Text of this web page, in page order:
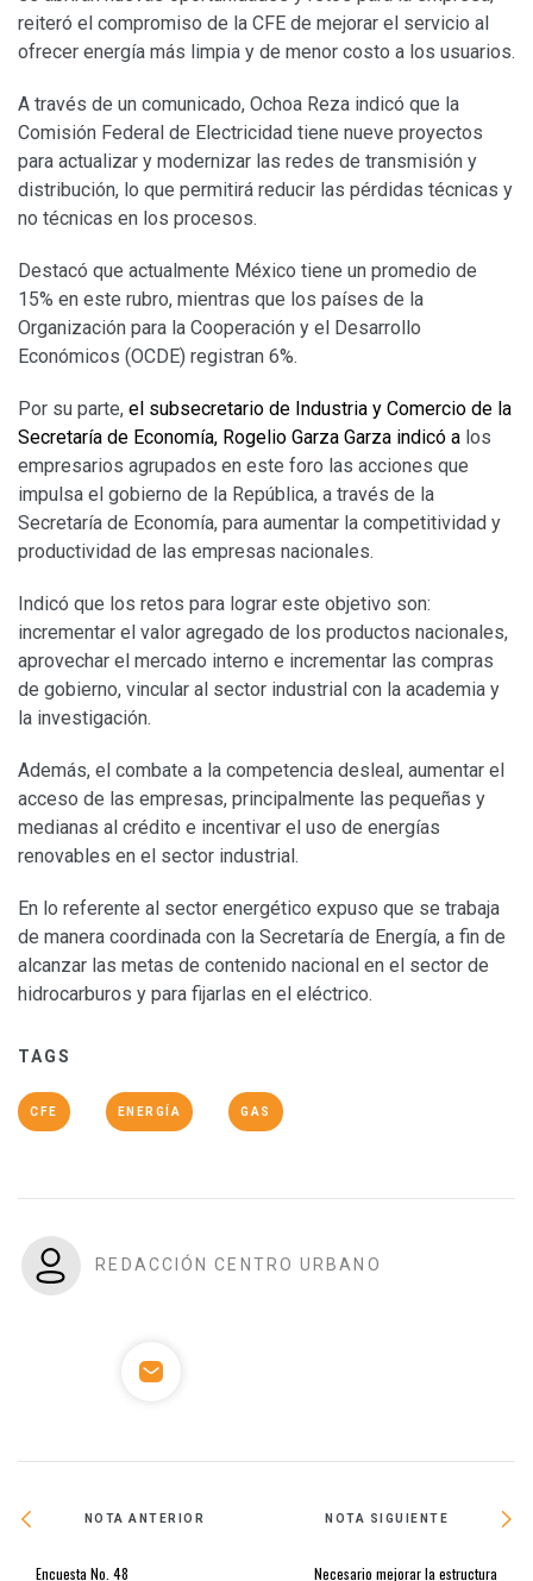
reiteró el compromiso de la CFE de mejorar el servicio al
ofrecer energía más limpia y de menor costo a los usuarios.
A través de un comunicado, Ochoa Reza indicó que la
Comisión Federal de Electricidad tiene nueve proyectos
para actualizar y modernizar las redes de transmisión y
distribución, lo que permitirá reducir las pérdidas técnicas y
no técnicas en los procesos.
Destacó que actualmente México tiene un promedio de
15% en este rubro, mientras que los países de la
Organización para la Cooperación y el Desarrollo
Económicos (OCDE) registran 6%.
Por su parte, el subsecretario de Industria y Comercio de la
Secretaría de Economía, Rogelio Garza Garza indicó a los
empresarios agrupados en este foro las acciones que
impulsa el gobierno de la República, a través de la
Secretaría de Economía, para aumentar la competitividad y
productividad de las empresas nacionales.
Indicó que los retos para lograr este objetivo son:
incrementar el valor agregado de los productos nacionales,
aprovechar el mercado interno e incrementar las compras
de gobierno, vincular al sector industrial con la academia y
la investigación.
Además, el combate a la competencia desleal, aumentar el
acceso de las empresas, principalmente las pequeñas y
medianas al crédito e incentivar el uso de energías
renovables en el sector industrial.
En lo referente al sector energético expuso que se trabaja
de manera coordinada con la Secretaría de Energía, a fin de
alcanzar las metas de contenido nacional en el sector de
hidrocarburos y para fijarlas en el eléctrico.
TAGS
CFE ENERGÍA GAS
REDACCIÓN CENTRO URBANO
NOTA ANTERIOR
Encuesta No. 48
NOTA SIGUIENTE
Necesario mejorar la estructura